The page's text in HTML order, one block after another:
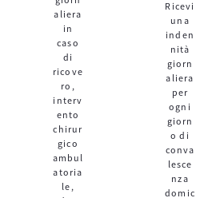
aliera
in
caso
di
ricove
ro,
interv
ento
chirur
gico
ambul
atoria
le,
Ricevi
una
inden
nità
giorn
aliera
per
ogni
giorn
o di
conva
lesce
nza
domic